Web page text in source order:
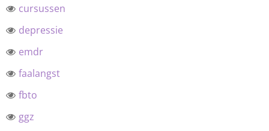
cursussen
depressie
emdr
faalangst
fbto
ggz